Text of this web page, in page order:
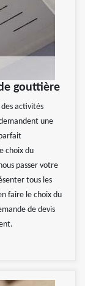
gouttière
activités
une
choix du
passer votre
tous les
faire le choix du
de devis